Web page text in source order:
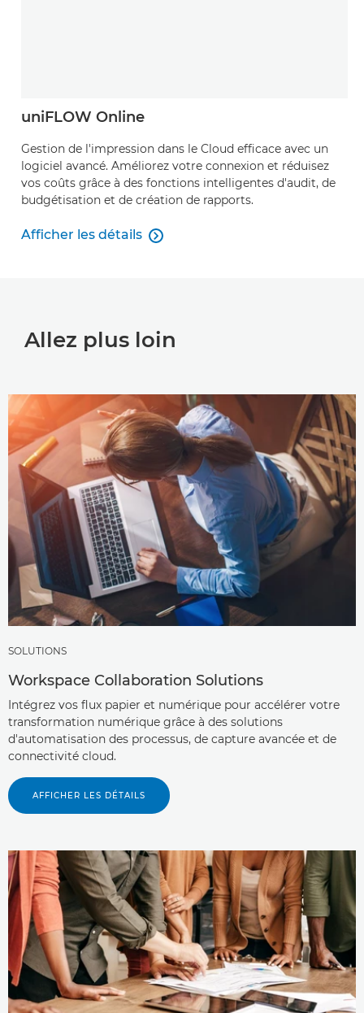
uniFLOW Online
Gestion de l'impression dans le Cloud efficace avec un
logiciel avancé. Améliorez votre connexion et réduisez
vos coûts grâce à des fonctions intelligentes d'audit, de
budgétisation et de création de rapports.
Afficher les détails
Afficher les détails

Allez plus loin
SOLUTIONS
Workspace Collaboration Solutions
Intégrez vos flux papier et numérique pour accélérer votre
transformation numérique grâce à des solutions
d'automatisation des processus, de capture avancée et de
connectivité cloud.
AFFICHER LES DÉTAILS